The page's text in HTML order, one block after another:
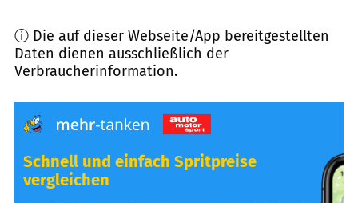
ⓘ Die auf dieser Webseite/App bereitgestellten
Daten dienen ausschließlich der
Verbraucherinformation.
Schnell und einfach Spritpreise
vergleichen